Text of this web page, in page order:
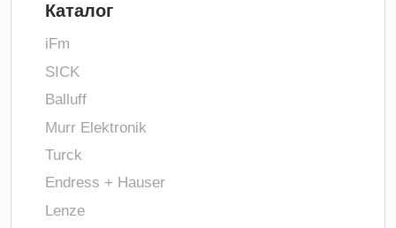
Каталог
iFm
SICK
Balluff
Murr Elektronik
Turck
Endress + Hauser
Lenze